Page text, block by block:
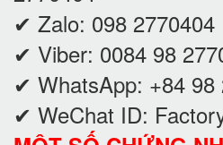
✔ Zalo: 098 2770404
✔ Viber: 0084 98
✔ WhatsApp: +84 98
✔ WeChat ID: